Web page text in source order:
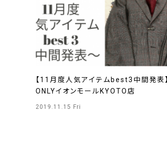
【11月度人気アイテムbest3中間発表】
ONLYイオンモールKYOTO店
2019.11.15 Fri